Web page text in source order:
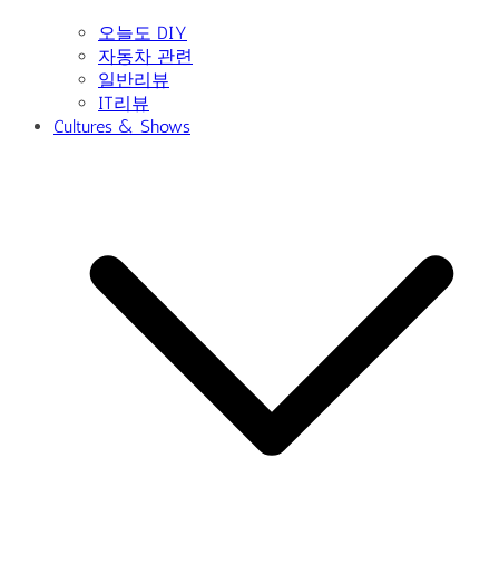
오늘도 DIY
자동차 관련
일반리뷰
IT리뷰
Cultures & Shows